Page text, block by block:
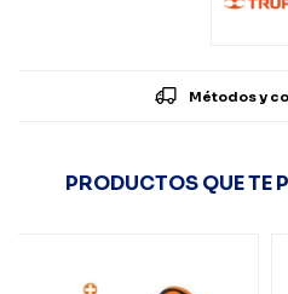
Métodos y
PRODUCTOS QUE TE